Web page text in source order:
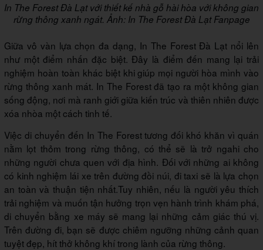
In The Forest Đà Lạt với thiết kế nhà gỗ hài hòa với không gian
rừng thông xanh ngát. Ảnh: In The Forest Đà Lạt Fanpage
Giữa vô vàn lựa chọn đa dạng, In The Forest Đà Lạt nổi lên
như một điểm nhấn đặc biệt. Đây là điểm đến mang lại trải
nghiệm hoàn toàn khác biệt khi giúp mọi người hòa mình vào
rừng thông xanh mát. In The Forest đã tạo ra một không gian
sống động, nơi mà ranh giới giữa kiến trúc và thiên nhiên được
xóa nhòa một cách tinh tế.
Việc di chuyển đến In The Forest tương đối khó khăn vì quán
nằm lọt thỏm trong rừng thông, có thể sẽ là trở ngahi cho
những người chưa quen với địa hình. Đối với những ai không
có kinh nghiệm lái xe trên đường đồi núi, đi taxi sẽ là lựa chọn
an toàn và thuận tiện nhất.Tuy nhiên, nếu là người yêu thích
trải nghiệm và muốn tận hưởng trọn vẹn hành trình khám phá,
di chuyển bằng xe máy sẽ mang lại những cảm giác thú vị.
Trên đường đi, bạn sẽ được chiêm ngưỡng những cảnh quan
tuyệt đẹp, hít thở không khí trong lành của rừng thông.